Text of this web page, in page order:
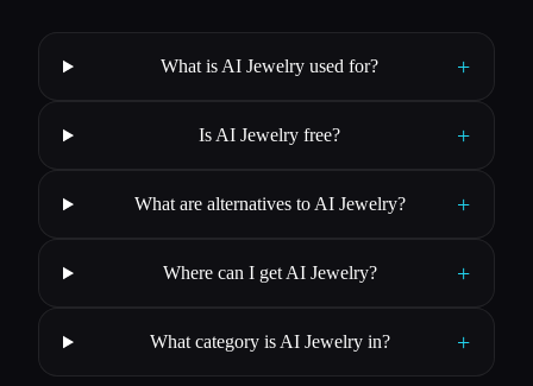
What is AI Jewelry used for? +
Is AI Jewelry free? +
What are alternatives to AI Jewelry? +
Where can I get AI Jewelry? +
What category is AI Jewelry in? +